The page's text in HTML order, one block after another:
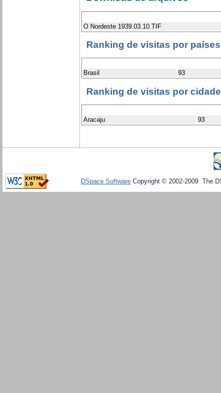
O Nordeste 1939.03.10.TIF
Ranking de visitas por países
Brasil 93
Ranking de visitas por
Aracaju 93
DSpace Software Copyright © 2002-2009 The